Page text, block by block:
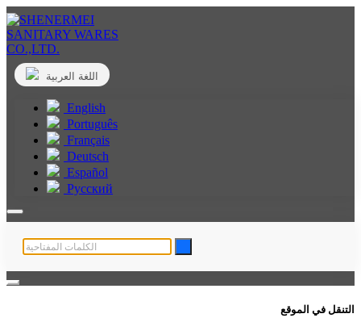
اللغة العربية
English
Português
Français
Deutsch
Español
Русский
التنقل في الموقع